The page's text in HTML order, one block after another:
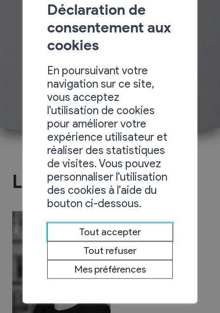
La Petite Boîte
Déclaration de
consentement aux
cookies
En poursuivant votre
navigation sur ce site,
vous acceptez
l'utilisation de cookies
pour améliorer votre
expérience utilisateur et
réaliser des statistiques
de visites. Vous pouvez
personnaliser l'utilisation
des cookies à l'aide du
bouton ci-dessous.
Tout accepter
Tout refuser
Mes préférences